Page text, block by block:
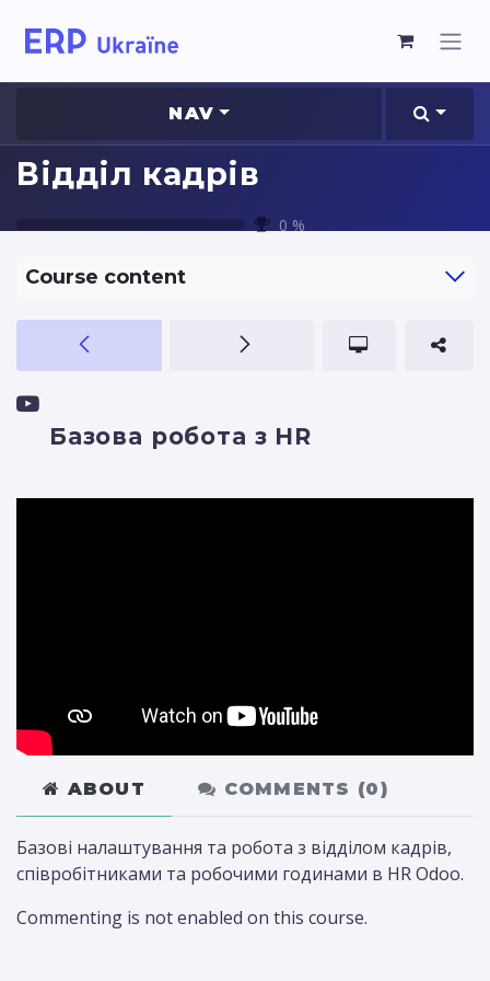
NAV
Відділ кадрів
0 %
Course content
Базова робота з HR
ABOUT COMMENTS (0)
Базові налаштування та робота з відділом кадрів,
співробітниками та робочими годинами в HR Odoo.
Commenting is not enabled on this course.